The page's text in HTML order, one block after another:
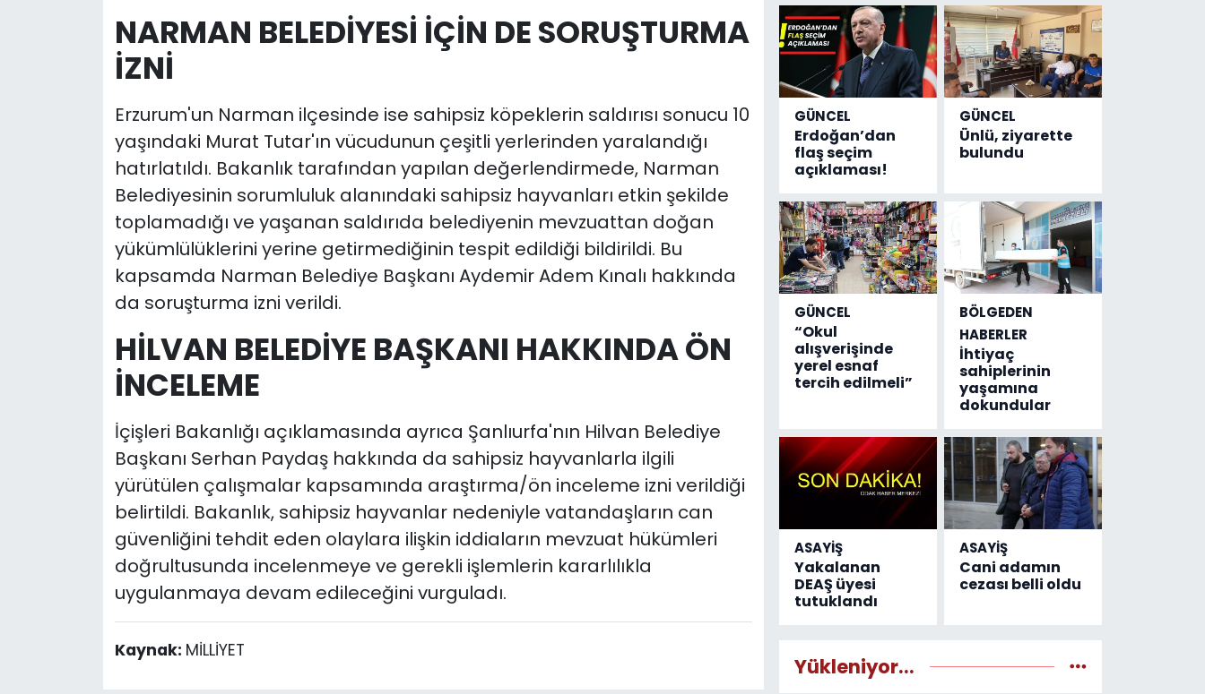
NARMAN BELEDİYESİ İÇİN DE SORUŞTURMA
İZNİ
Erzurum'un Narman ilçesinde ise sahipsiz köpeklerin saldırısı sonucu 10
yaşındaki Murat Tutar'ın vücudunun çeşitli yerlerinden yaralandığı
hatırlatıldı. Bakanlık tarafından yapılan değerlendirmede, Narman
Belediyesinin sorumluluk alanındaki sahipsiz hayvanları etkin şekilde
toplamadığı ve yaşanan saldırıda belediyenin mevzuattan doğan
yükümlülüklerini yerine getirmediğinin tespit edildiği bildirildi. Bu
kapsamda Narman Belediye Başkanı Aydemir Adem Kınalı hakkında
da soruşturma izni verildi.
HİLVAN BELEDİYE BAŞKANI HAKKINDA ÖN
İNCELEME
İçişleri Bakanlığı açıklamasında ayrıca Şanlıurfa'nın Hilvan Belediye
Başkanı Serhan Paydaş hakkında da sahipsiz hayvanlarla ilgili
yürütülen çalışmalar kapsamında araştırma/ön inceleme izni verildiği
belirtildi. Bakanlık, sahipsiz hayvanlar nedeniyle vatandaşların can
güvenliğini tehdit eden olaylara ilişkin iddiaların mevzuat hükümleri
doğrultusunda incelenmeye ve gerekli işlemlerin kararlılıkla
uygulanmaya devam edileceğini vurguladı.
Kaynak: MİLLİYET
GÜNCEL
Erdoğan’dan
flaş seçim
açıklaması!
GÜNCEL
Ünlü, ziyarette
bulundu
GÜNCEL
“Okul
alışverişinde
yerel esnaf
tercih edilmeli”
BÖLGEDEN
HABERLER
İhtiyaç
sahiplerinin
yaşamına
dokundular
ASAYİŞ
Yakalanan
DEAŞ üyesi
tutuklandı
ASAYİŞ
Cani adamın
cezası belli oldu
Yükleniyor...